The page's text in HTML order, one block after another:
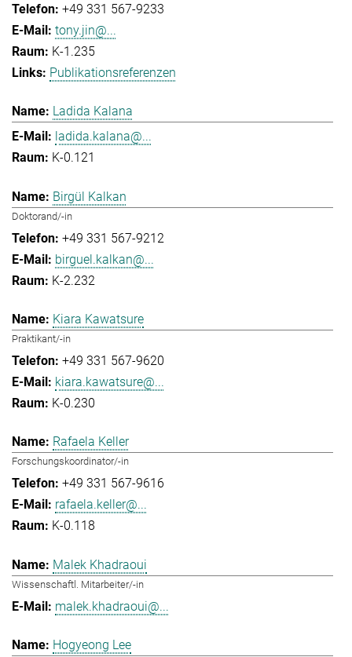
+49 331 567-9233
tony.jin@...
K-1.235
Publikationsreferenzen
Ladida Kalana
ladida.kalana@...
K-0.121
Birgül Kalkan
Doktorand/-in
+49 331 567-9212
birguel.kalkan@...
K-2.232
Kiara Kawatsure
Praktikant/-in
+49 331 567-9620
kiara.kawatsure@...
K-0.230
Rafaela Keller
Forschungskoordinator/-in
+49 331 567-9616
rafaela.keller@...
K-0.118
Malek Khadraoui
Wissenschaftl. Mitarbeiter/-in
malek.khadraoui@...
Hogyeong Lee